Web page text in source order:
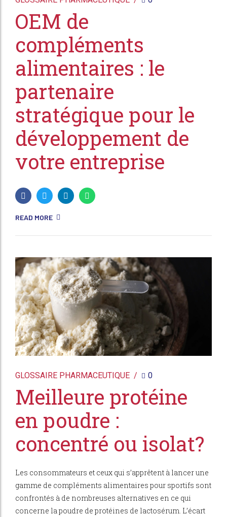
OEM de
compléments
alimentaires : le
partenaire
stratégique pour le
développement de
votre entreprise
READ MORE
GLOSSAIRE PHARMACEUTIQUE 0
Meilleure protéine
en poudre :
concentré ou isolat?
Les consommateurs et ceux qui s’apprêtent à lancer une
gamme de compléments alimentaires pour sportifs sont
confrontés à de nombreuses alternatives en ce qui
concerne la poudre de protéines de lactosérum. L’écart